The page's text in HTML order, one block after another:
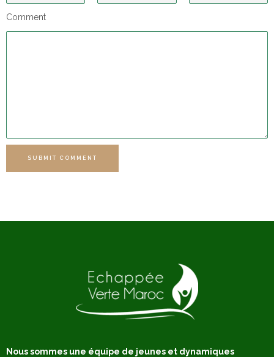
Comment
SUBMIT COMMENT
Nous sommes une équipe de jeunes et dynamiques